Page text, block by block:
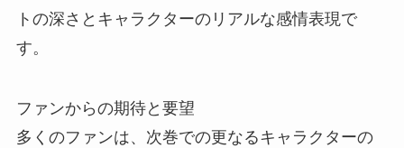
トの深さとキャラクターのリアルな感情表現で
す。
ファンからの期待と要望
多くのファンは、次巻での更なるキャラクターの